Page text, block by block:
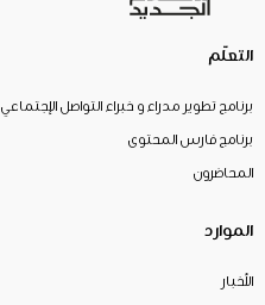
التعلّم
برنامج تطوير مدراء و خبراء التواصل الإجتماعي
برنامج فارس المحتوى
المحاضرون
الموارد
الأخبار